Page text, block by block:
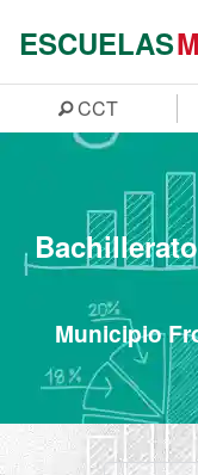
ESCUELAS
CCT
Municipio